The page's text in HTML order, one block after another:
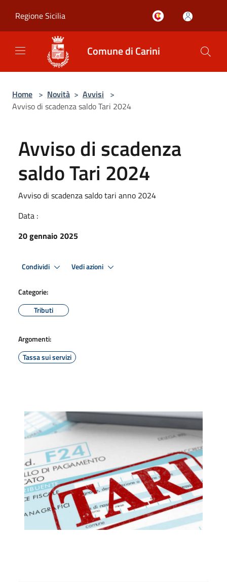
Regione Sicilia
Comune di Carini
Home > Novità > Avvisi >
Avviso di scadenza saldo Tari 2024
Avviso di scadenza
saldo Tari 2024
Avviso di scadenza saldo tari anno 2024
Data :
20 gennaio 2025
Condividi Vedi azioni
Categorie:
Tributi
Argomenti:
Tassa sui servizi